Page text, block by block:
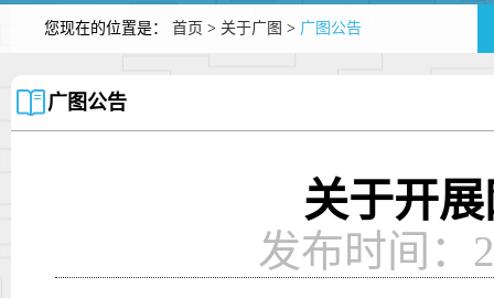
您现在的位置是： 首页 > 关于广图 > 广图公告
广图公告
关于开
发布时间：